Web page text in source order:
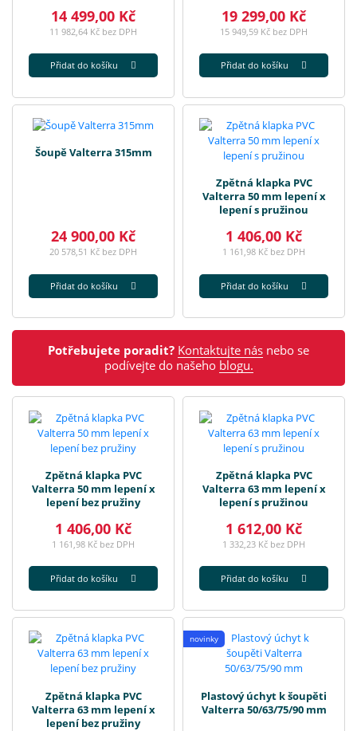
14 499,00 Kč
11 982,64 Kč bez DPH
Přidat do košíku
19 299,00 Kč
15 949,59 Kč bez DPH
Přidat do košíku
Šoupě Valterra 315mm
24 900,00 Kč
20 578,51 Kč bez DPH
Přidat do košíku
Zpětná klapka PVC
Valterra 50 mm lepení x
lepení s pružinou
1 406,00 Kč
1 161,98 Kč bez DPH
Přidat do košíku
Potřebujete poradit? Kontaktujte nás nebo se
podívejte do našeho blogu.
Zpětná klapka PVC
Valterra 50 mm lepení x
lepení bez pružiny
1 406,00 Kč
1 161,98 Kč bez DPH
Přidat do košíku
Zpětná klapka PVC
Valterra 63 mm lepení x
lepení s pružinou
1 612,00 Kč
1 332,23 Kč bez DPH
Přidat do košíku
Zpětná klapka PVC
Valterra 63 mm lepení x
lepení bez pružiny
novinky
Plastový úchyt k šoupěti
Valterra 50/63/75/90 mm